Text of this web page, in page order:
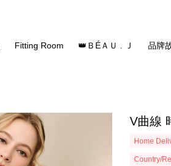
Fitting Room 👑ＢÉＡＵ . Ｊ 品牌
V曲線
Home
Country/